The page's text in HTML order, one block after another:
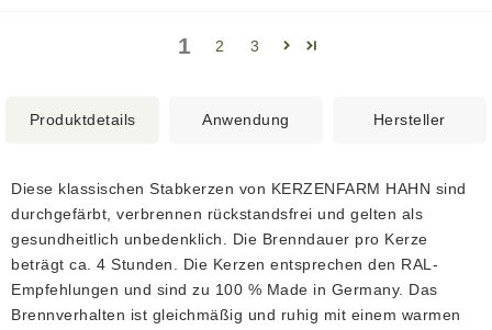
1 2 3
Produktdetails Anwendung Hersteller
Diese klassischen Stabkerzen von KERZENFARM HAHN sind
durchgefärbt, verbrennen rückstandsfrei und gelten als
gesundheitlich unbedenklich. Die Brenndauer pro Kerze
beträgt ca. 4 Stunden. Die Kerzen entsprechen den RAL-
Empfehlungen und sind zu 100 % Made in Germany. Das
Brennverhalten ist gleichmäßig und ruhig mit einem warmen